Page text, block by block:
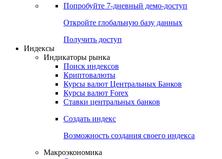
Денежный рынок
Календарь инвестора
Попробуйте7-дневный
Откройте глобальную базу данных
Получить доступ
Индикаторы рынка
Поиск индексов
Курсы валют Центральных Банков
Ставки центральных банков
Создать индекс